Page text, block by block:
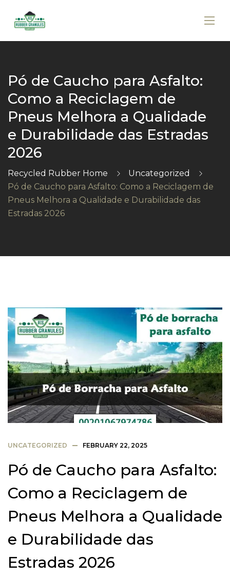
Pó de Caucho para Asfalto:
Como a Reciclagem de
Pneus Melhora a Qualidade
e Durabilidade das Estradas
2026
Recycled Rubber Home
Uncategorized
Pó de Caucho para Asfalto: Como a Reciclagem de
Pneus Melhora a Qualidade e Durabilidade das
Estradas 2026
UNCATEGORIZED FEBRUARY 22, 2025
Pó de Caucho para Asfalto:
Como a Reciclagem de
Pneus Melhora a Qualidade
e Durabilidade das
Estradas 2026